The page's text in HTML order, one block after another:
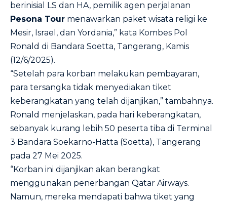
berinisial LS dan HA, pemilik agen perjalanan
Pesona Tour menawarkan paket wisata religi ke
Mesir, Israel, dan Yordania,” kata Kombes Pol
Ronald di Bandara Soetta, Tangerang, Kamis
(12/6/2025).
“Setelah para korban melakukan pembayaran,
para tersangka tidak menyediakan tiket
keberangkatan yang telah dijanjikan,” tambahnya.
Ronald menjelaskan, pada hari keberangkatan,
sebanyak kurang lebih 50 peserta tiba di Terminal
3 Bandara Soekarno-Hatta (Soetta), Tangerang
pada 27 Mei 2025.
“Korban ini dijanjikan akan berangkat
menggunakan penerbangan Qatar Airways.
Namun, mereka mendapati bahwa tiket yang